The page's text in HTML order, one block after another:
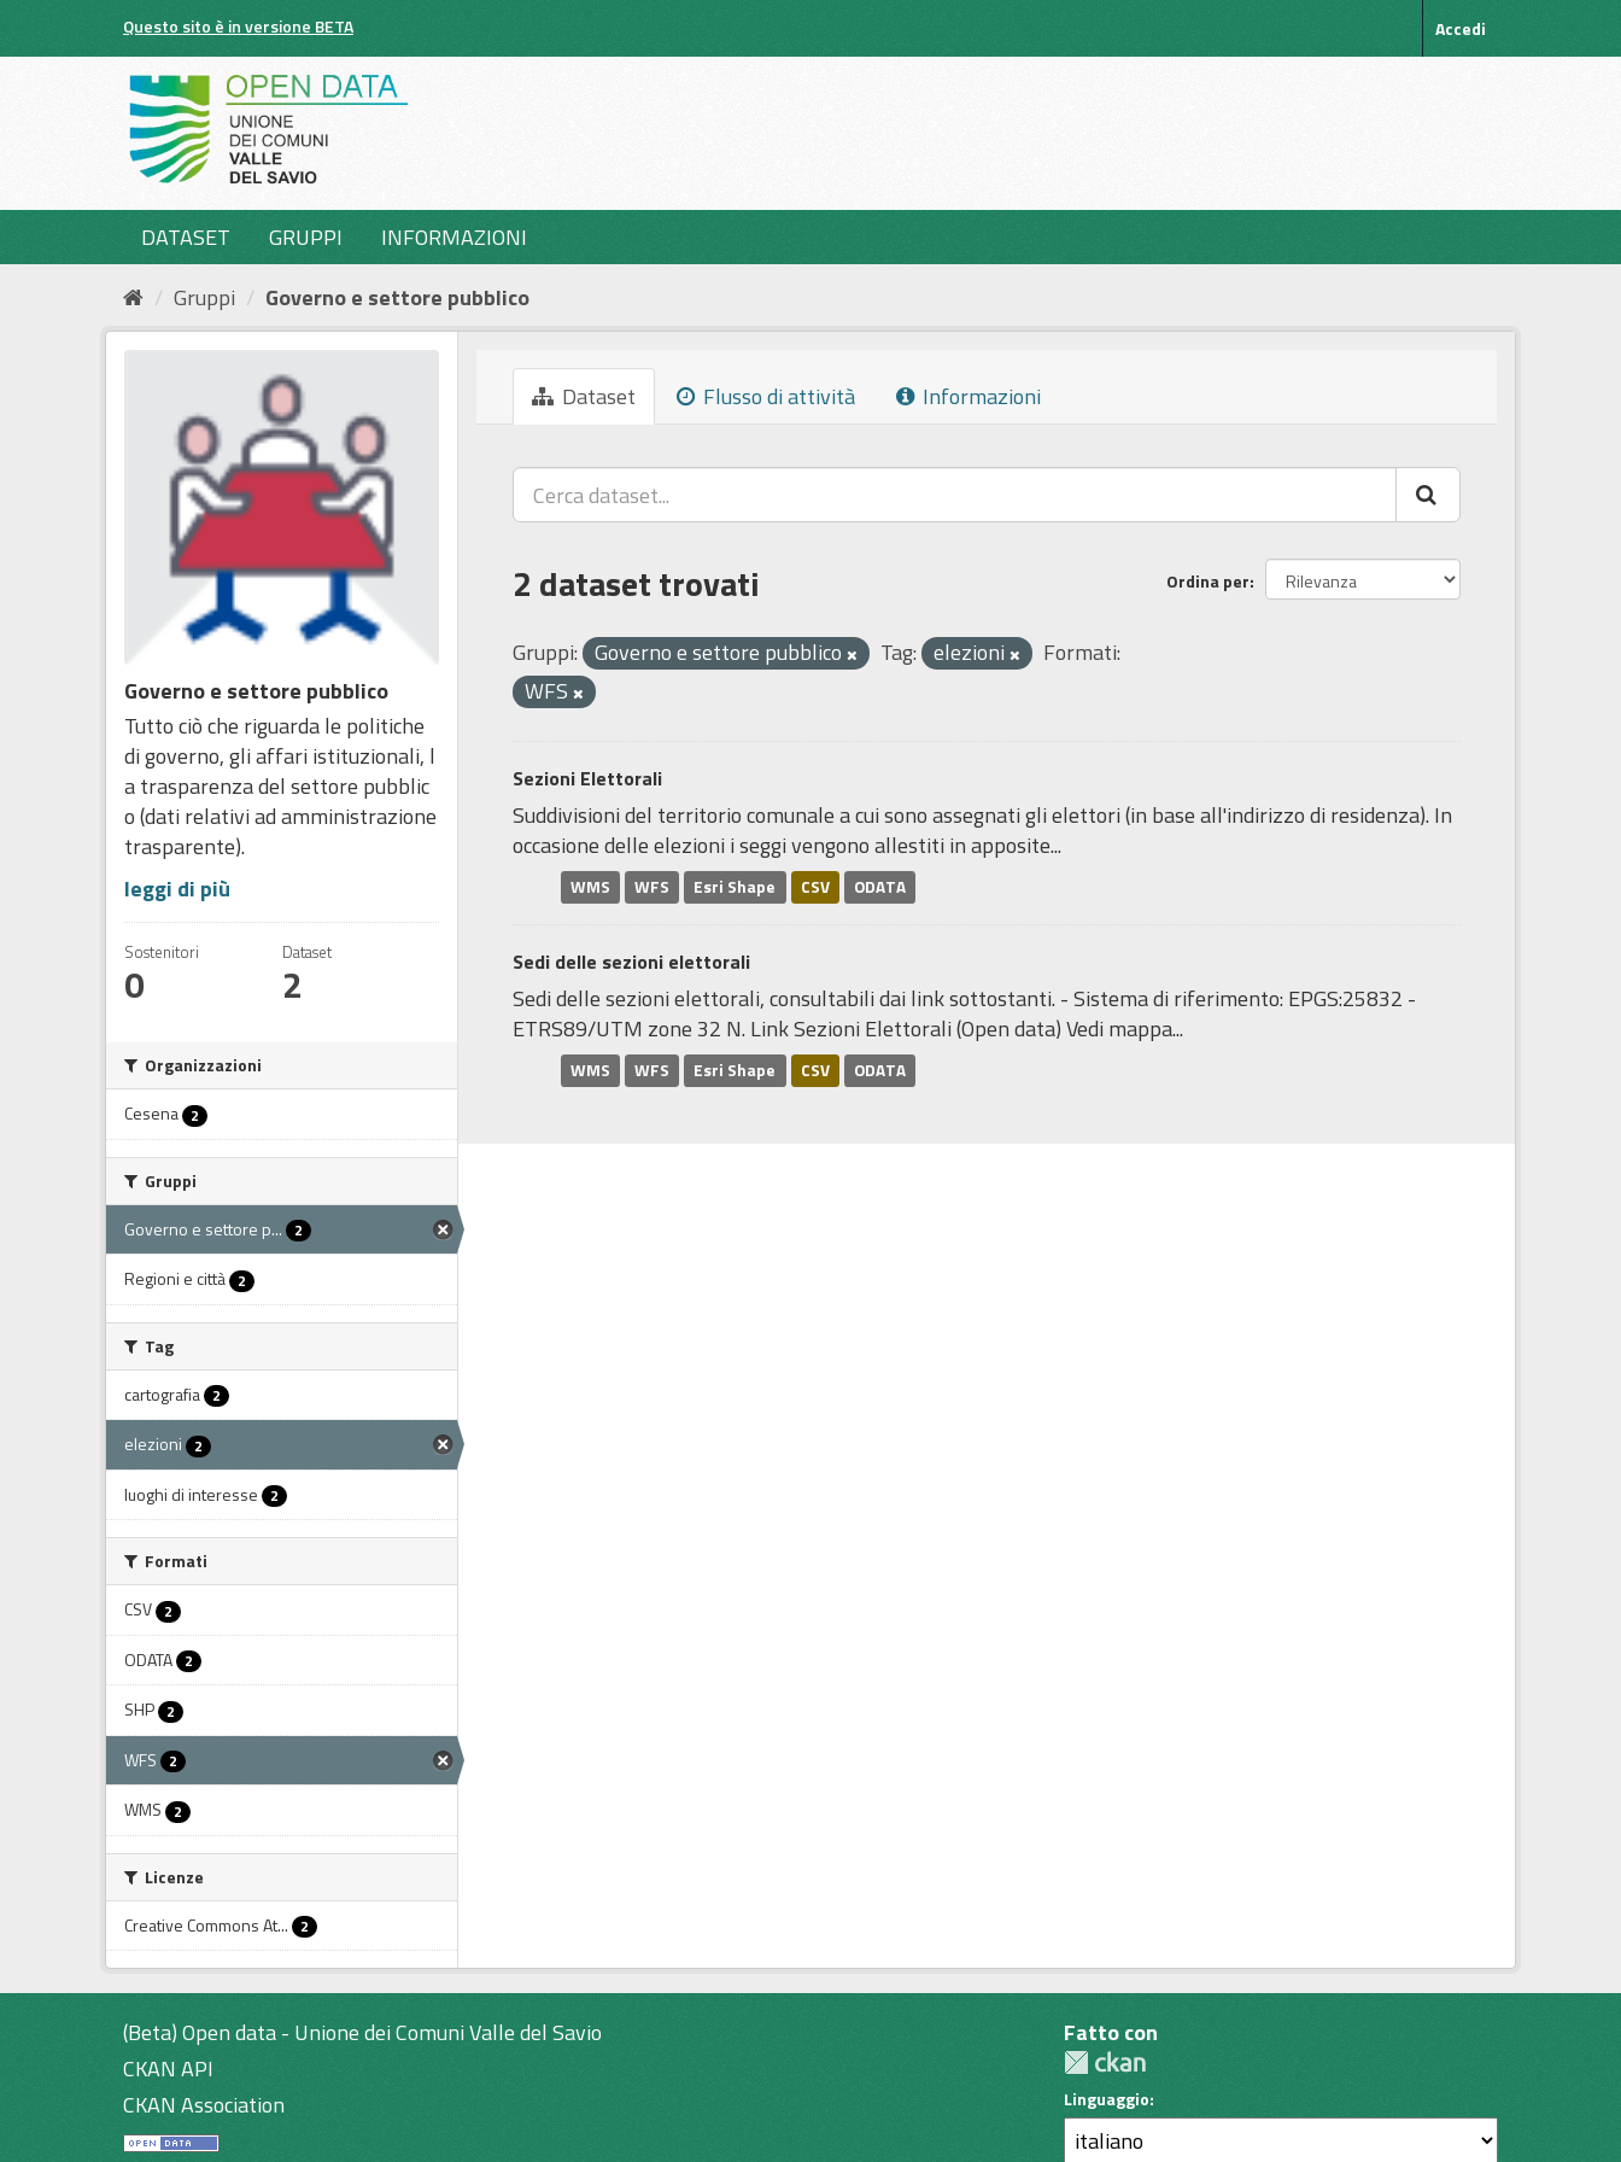
Questo sito è in versione BETA Accedi
DATASET GRUPPI
INFORMAZIONI
Gruppi
Governo e settore pubblico
Governo e settore pubblico
Tutto ciò che riguarda le politiche
di governo, gli affari istituzionali, l
a trasparenza del settore pubblic
o (dati relativi ad amministrazione
trasparente).
leggi di più
Sostenitori
0
Dataset
2
Organizzazioni
Cesena 2
Gruppi
Governo e settore p...
2
Regioni e città 2
Tag
cartografia 2
elezioni 2
luoghi di interesse 2
Formati
CSV 2
ODATA 2
SHP 2
WFS 2
WMS 2
Licenze
Creative Commons At...
2
Dataset Flusso di attività Informazioni
Ordina per
2 dataset trovati
Gruppi: Governo e settore pubblico Tag: elezioni
Formati:
WFS
Sezioni Elettorali
Suddivisioni del territorio comunale a cui sono assegnati gli elettori (in base all'indirizzo di residenza). In
occasione delle elezioni i seggi vengono allestiti in apposite...
WMS WFS Esri Shape CSV ODATA
Sedi delle sezioni elettorali
Sedi delle sezioni elettorali, consultabili dai link sottostanti. - Sistema di riferimento: EPGS:25832 -
ETRS89/UTM zone 32 N. Link Sezioni Elettorali (Open data) Vedi mappa...
WMS WFS Esri Shape CSV ODATA
(Beta) Open data - Unione dei Comuni Valle del Savio
CKAN API
CKAN Association
Fatto con
Linguaggio